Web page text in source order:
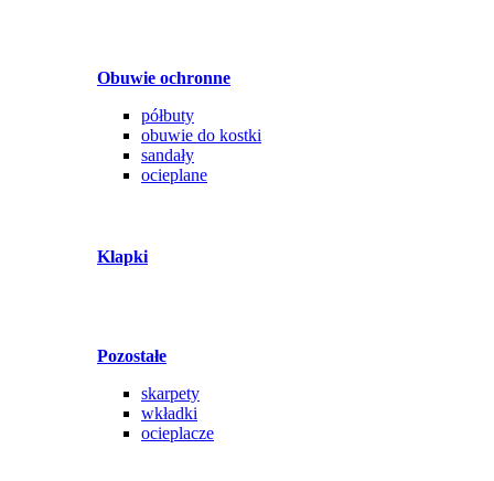
Obuwie ochronne
półbuty
obuwie do kostki
sandały
ocieplane
Klapki
Pozostałe
skarpety
wkładki
ocieplacze